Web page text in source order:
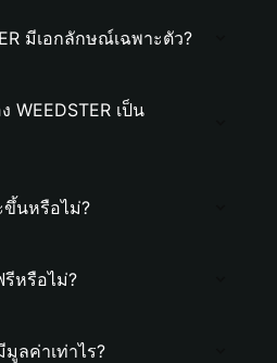
มีเอกลักษณ์เฉพาะตัว?
เป็น
ขึ้นหรือไม่?
รีหรือไม่?
มูลค่าเท่าไร?